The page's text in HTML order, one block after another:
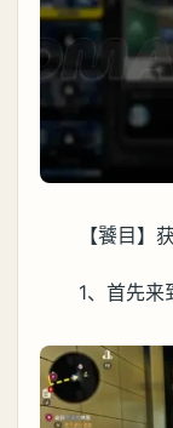
【饕目】
1、首先来